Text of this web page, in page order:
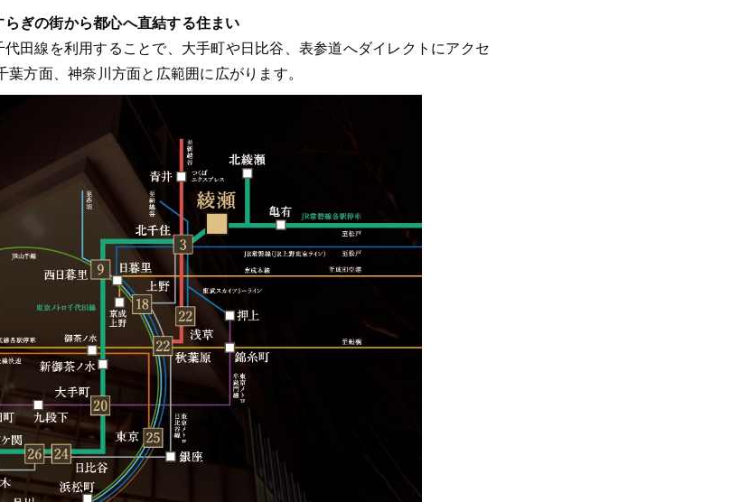
ぎの街から都心へ直結する住まい
田線を利用することで、大手町や日比谷、表参道へダイレクトにアクセ
方面、神奈川方面と広範囲に広がります。